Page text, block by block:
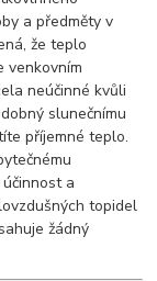
a předměty v
že teplo
venkovním
neúčinné kvůli
slunečnímu
příjemné teplo.
a
topidel
žádný